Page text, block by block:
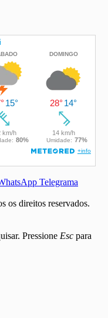
Telegrama
os direitos reservados.
Pressione Esc para